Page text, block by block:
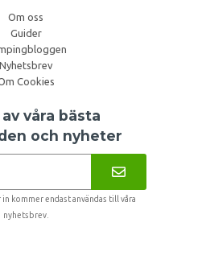
Om oss
Guider
Nyhetsbrev
Cookies
våra bästa
och nyheter
kommer endast användas till våra
nyhetsbrev.